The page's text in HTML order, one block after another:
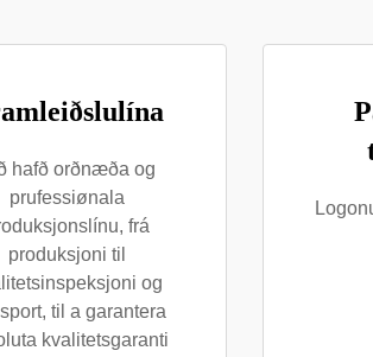
hafð orðnæða og
prufessiønala
frá
produksjoni til
og
til a garantera
kvalitetsgaranti